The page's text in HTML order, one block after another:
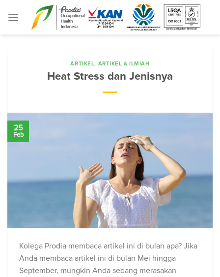
ARTIKEL, ARTIKEL & ILMIAH
Heat Stress dan Jenisnya
25
Feb
Kolega Prodia membaca artikel ini di bulan apa? Jika
Anda membaca artikel ini di bulan Mei hingga
September, mungkin Anda sedang merasakan